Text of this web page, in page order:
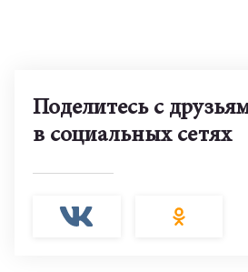
Поделитесь с
в социальных сетях